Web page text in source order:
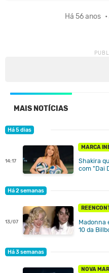
Há 56 anos •
MAIS NOTÍCIAS
Há 5 dias
14:17
MARCA
Shakira
com "Dai
Há 2 semanas
13/07
Madonna
10 da
Há 3 semanas
NOVA